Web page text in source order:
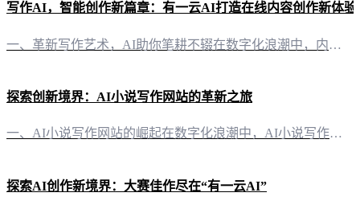
写作AI，智能创作新篇章：有一云AI打造在线内容创作新体验
一、革新写作艺术，AI助你笔耕不辍在数字化浪潮中，内容创作成为推动信息传播的基石。然而，繁忙的工作、琐碎的日常，往往让创作者们苦于灵感匮乏，时间紧迫。此时，一款名为“有一云AI”的智能写作软件应运而生，它以AI技术为媒，为自媒体创作者们开辟了一条高效、便捷的创作之路。 二、排版之美，尽在掌握“有一云AI”不仅擅长内容创作，更在内容排版上独具匠心。软件内置数千款装修皮肤，涵盖标题、内容、图文、分隔
探索创新境界：AI小说写作网站的革新之旅
一、AI小说写作网站的崛起在数字化浪潮中，AI小说写作网站如同一股清流，以其独特的魅力和创新的技术，为文学创作者带来了全新的创作体验。这些网站依托先进的AI技术，不仅激发了作者的灵感，更让创作过程变得轻松而高效。 二、有一云AI：AI智能写作与排版新篇章 1. 创新智能写作助手“有一云AI”作为一款创新型AI智能写作+排版软件，专为自媒体创作者量身打造。它不仅能够自动化大部分创作需求，更以其前沿
探索AI创作新境界：大赛佳作尽在“有一云AI”